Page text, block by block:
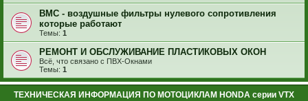
BMC - воздушные фильтры нулевого сопротивления
которые работают
Темы: 1
РЕМОНТ И ОБСЛУЖИВАНИЕ ПЛАСТИКОВЫХ ОКОН
Всё, что связано с ПВХ-Окнами
Темы: 1
ТЕХНИЧЕСКАЯ ИНФОРМАЦИЯ ПО МОТОЦИКЛАМ HONDA серии VTX